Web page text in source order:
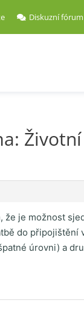
Diskuzní fórum
že je možnost
do připojištění
úrovni) a